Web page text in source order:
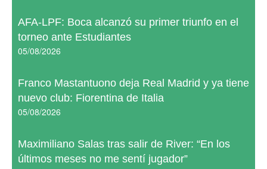
AFA-LPF: Boca alcanzó su primer triunfo en el
torneo ante Estudiantes
05/08/2026
Franco Mastantuono deja Real Madrid y ya tiene
nuevo club: Fiorentina de Italia
05/08/2026
Maximiliano Salas tras salir de River: “En los
últimos meses no me sentí jugador”